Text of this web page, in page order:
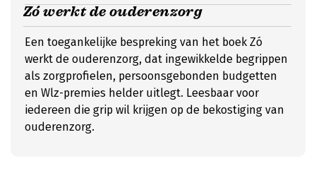
Zó werkt de ouderenzorg
Een toegankelijke bespreking van het boek Zó
werkt de ouderenzorg, dat ingewikkelde begrippen
als zorgprofielen, persoonsgebonden budgetten
en Wlz-premies helder uitlegt. Leesbaar voor
iedereen die grip wil krijgen op de bekostiging van
ouderenzorg.